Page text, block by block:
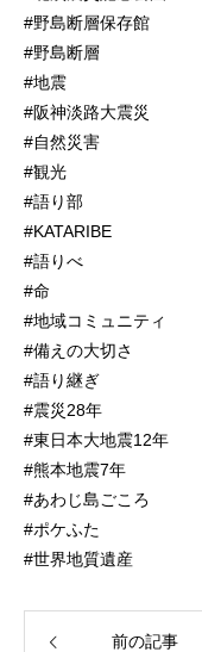
#野島断層保存館
#野島断層
#地震
#阪神淡路大震災
#自然災害
#観光
#語り部
#KATARIBE
#語りべ
#命
#地域コミュニティ
#備えの大切さ
#語り継ぎ
#震災28年
#東日本大地震12年
#熊本地震7年
#あわじ島ごころ
#ポケふた
#世界地質遺産
前の記事